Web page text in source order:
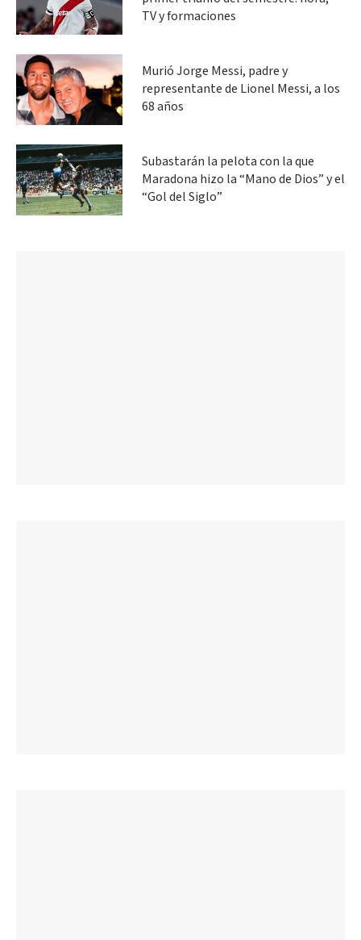
TV y formaciones
Murió Jorge Messi, padre y
representante de Lionel Messi, a los
68 años
Subastarán la pelota con la que
Maradona hizo la “Mano de Dios” y el
“Gol del Siglo”